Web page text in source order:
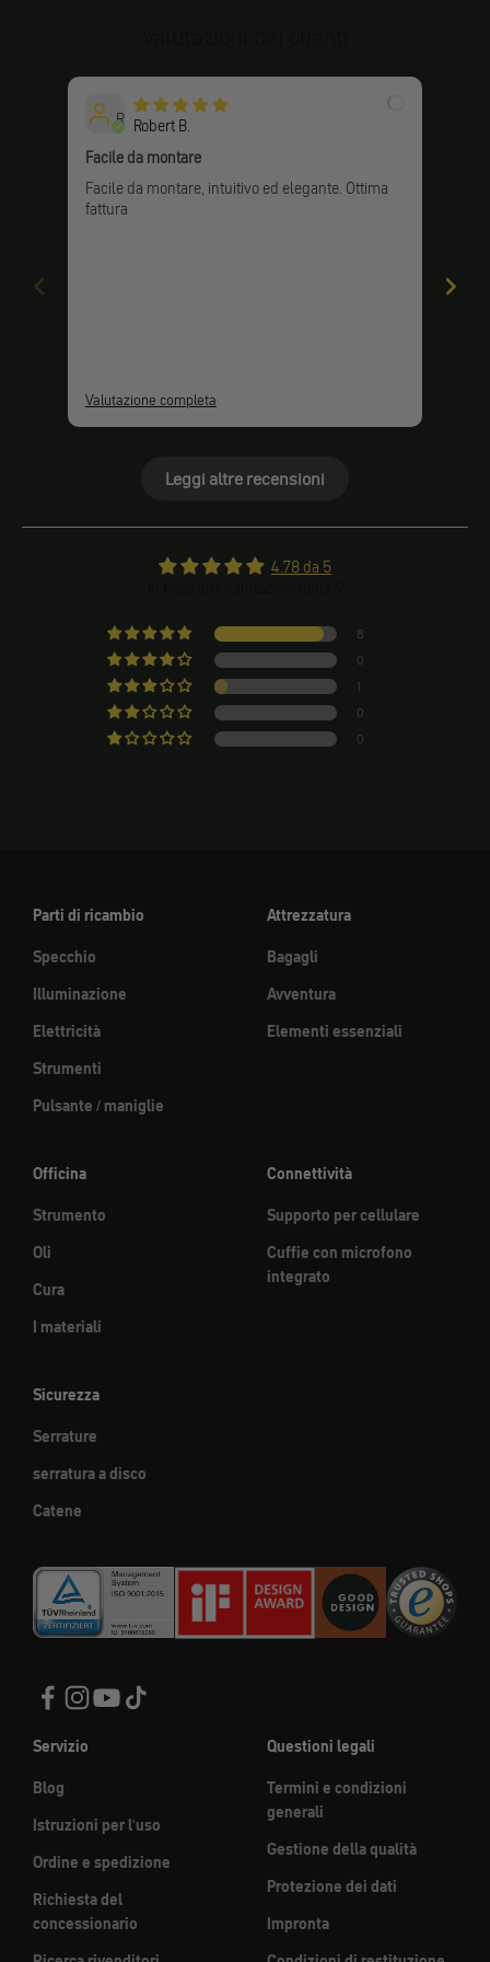
R Robert B.
Facile da montare
Facile da montare, intuitivo ed elegante. Ottima
fattura
Valutazione completa
Leggi altre recensioni
4.78 da 5
8
0
1
0
0
Parti di ricambio
Specchio
Illuminazione
Elettricità
Strumenti
Pulsante / maniglie
Attrezzatura
Bagagli
Avventura
Elementi essenziali
Officina
Strumento
Oli
Cura
I materiali
Connettività
Supporto per cellulare
Cuffie con microfono
integrato
Sicurezza
Serrature
serratura a disco
Catene
Servizio
Blog
Istruzioni per l'uso
Ordine e spedizione
Richiesta del
concessionario
Questioni legali
Termini e condizioni
generali
Gestione della qualità
Protezione dei dati
Impronta